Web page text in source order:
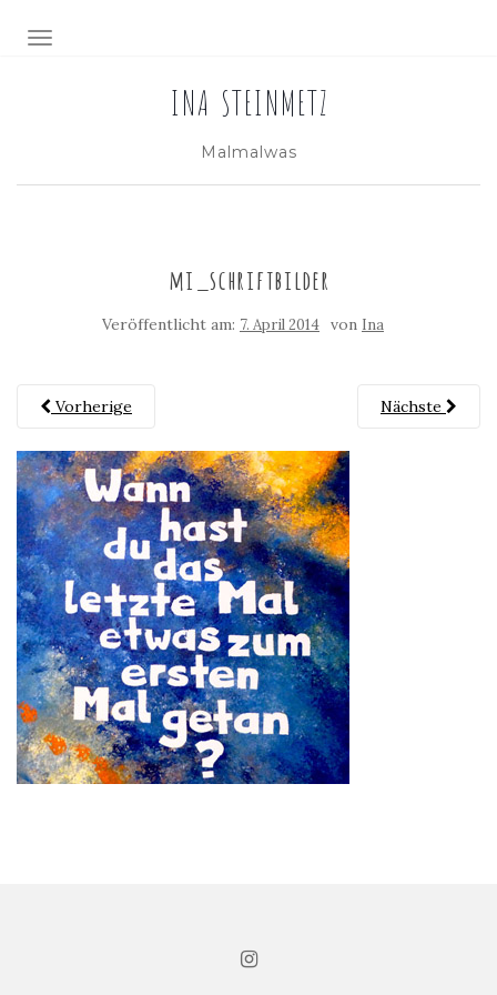
NAVIGATION EIN-/AUSSCHALTEN
INA STEINMETZ
Malmalwas
mi_schriftbilder
Veröffentlicht am: 7. April 2014 von Ina
Vorherige Nächste